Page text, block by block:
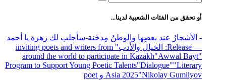
أو تحقق من الفئات الشعبية لدينا...
- الأشجارُ عند بعضِها والوطنُ مِدخَنة-سأجلب لك زهرة يا أحمد
— Release
: الخيال والأدب
" inviting poets and writers from
around the world to participate in Kazakh"Awwal Bayt"
Program to Support Young Poetic Talents"Dialogue""Literary
Asia 2025"Nikolay Gumilyov و poet